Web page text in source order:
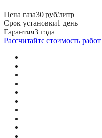
Цена газа30 руб/литр
Срок установки1 день
Гарантия3 года
Рассчитайте стоимость работ